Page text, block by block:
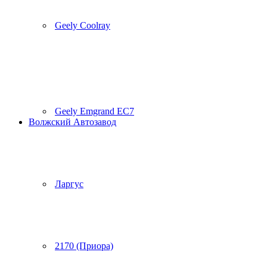
Geely Coolray
Geely Emgrand EC7
Волжский Автозавод
Ларгус
2170 (Приора)